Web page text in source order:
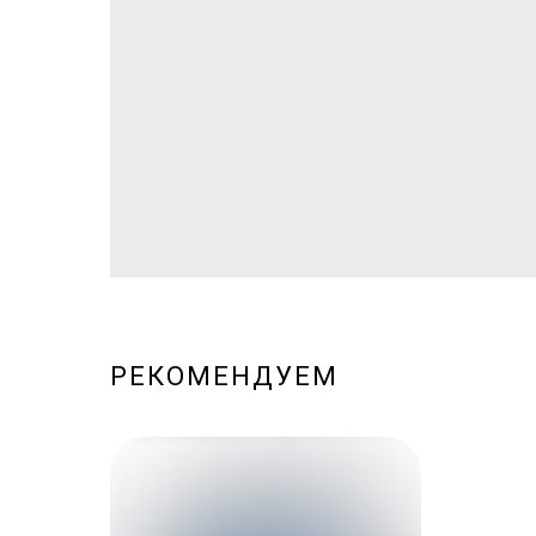
РЕКОМЕНДУЕМ